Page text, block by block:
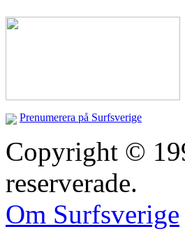
Prenumerera på Surfsverige
Copyright ©
reserverade.
Om Surfsverige